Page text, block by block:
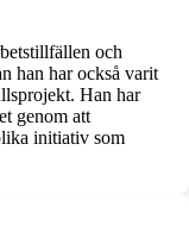
och
han har också varit
Han har
genom att
initiativ som